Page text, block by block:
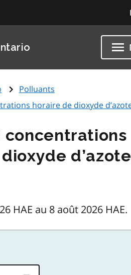
Polluants
horaire de dioxyde
concentrations
d’azote
HAE au 8 août 2026 HAE.